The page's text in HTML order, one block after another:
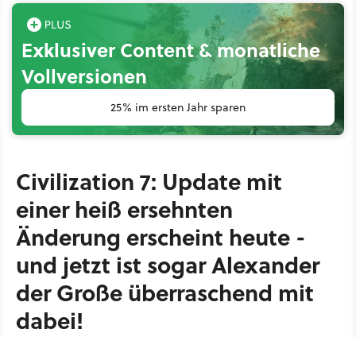
Exklusiver Content & monatliche
Vollversionen
25% im ersten Jahr sparen
Civilization 7: Update mit
einer heiß ersehnten
Änderung erscheint heute -
und jetzt ist sogar Alexander
der Große überraschend mit
dabei!